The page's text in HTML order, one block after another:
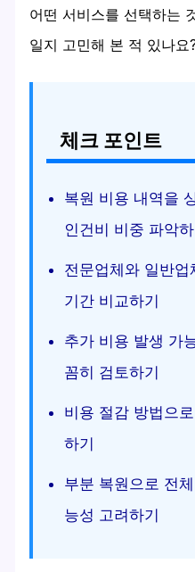
어떤 서비스를 선택하는
일지 고민해 본 적 있나요
체크 포인트
복원 비용 내역을
인건비 비중 파악
전문업체와 일반
기간 비교하기
추가 비용 발생 가
꼼히 검토하기
비용 절감 방법으
하기
부분 복원으로 전
능성 고려하기